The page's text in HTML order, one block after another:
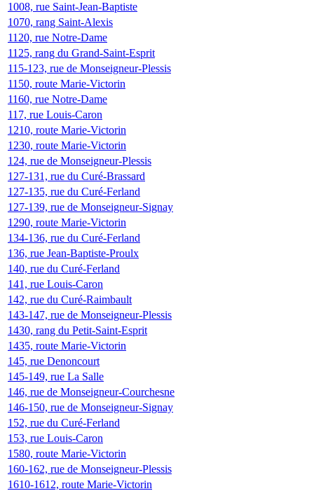
1008, rue Saint-Jean-Baptiste
1070, rang Saint-Alexis
1120, rue Notre-Dame
1125, rang du Grand-Saint-Esprit
115-123, rue de Monseigneur-Plessis
1150, route Marie-Victorin
1160, rue Notre-Dame
117, rue Louis-Caron
1210, route Marie-Victorin
1230, route Marie-Victorin
124, rue de Monseigneur-Plessis
127-131, rue du Curé-Brassard
127-135, rue du Curé-Ferland
127-139, rue de Monseigneur-Signay
1290, route Marie-Victorin
134-136, rue du Curé-Ferland
136, rue Jean-Baptiste-Proulx
140, rue du Curé-Ferland
141, rue Louis-Caron
142, rue du Curé-Raimbault
143-147, rue de Monseigneur-Plessis
1430, rang du Petit-Saint-Esprit
1435, route Marie-Victorin
145, rue Denoncourt
145-149, rue La Salle
146, rue de Monseigneur-Courchesne
146-150, rue de Monseigneur-Signay
152, rue du Curé-Ferland
153, rue Louis-Caron
1580, route Marie-Victorin
160-162, rue de Monseigneur-Plessis
1610-1612, route Marie-Victorin